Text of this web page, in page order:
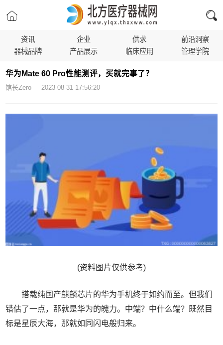
资讯 企业 供求
前沿洞察
器械品牌
产品展示 临床应用 管理学院
华为Mate 60 Pro性能测评，买就完事了？
馆长Zero 2023-08-31 17:56:20
(资料图片仅供参考)
搭载纯国产麒麟芯片的华为手机终于如约而至。但我们
错估了一点，那就是华为的魄力。中端？中什么端？既然目
标是星辰大海，那就如同闪电般归来。